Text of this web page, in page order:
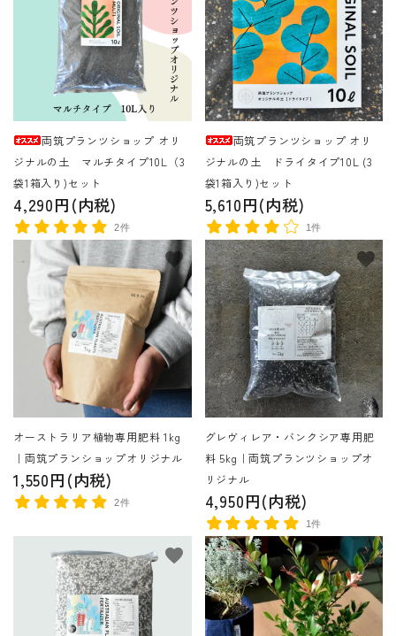
両筑プランツショップ オリ
ジナルの土 マルチタイプ10L（3
袋1箱入り)セット
4,290円(内税)
2件
両筑プランツショップ オリ
ジナルの土 ドライタイプ10L (3
袋1箱入り)セット
5,610円(内税)
1件
オーストラリア植物専用肥料 1kg
｜両筑プランショップオリジナル
1,550円(内税)
2件
favorite
グレヴィレア・バンクシア専用肥
料 5kg｜両筑プランツショップオ
リジナル
4,950円(内税)
1件
favorite
favorite favorite